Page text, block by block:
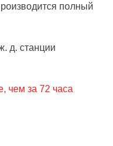
полный
д. станции
чем за 72 часа